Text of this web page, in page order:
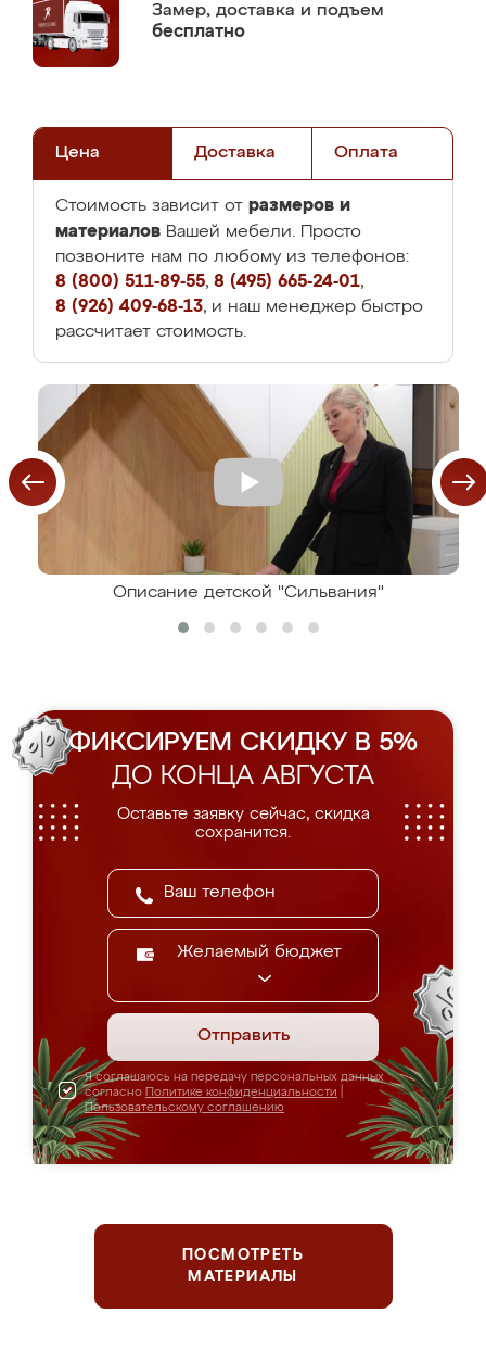
Замер, доставка и подъем
бесплатно
Цена Доставка Оплата
Стоимость зависит от размеров и
материалов Вашей мебели. Просто
позвоните нам по любому из телефонов:
8 (800) 511-89-55, 8 (495) 665-24-01,
8 (926) 409-68-13, и наш менеджер быстро
рассчитает стоимость.
Описание детской "Сильвания"
ФИКСИРУЕМ СКИДКУ В 5%
ДО КОНЦА АВГУСТА
Оставьте заявку сейчас, скидка
сохранится.
Желаемый бюджет
Отправить
Я соглашаюсь на передачу персональных данных
согласно Политике конфиденциальности
Пользовательскому соглашению
ПОСМОТРЕТЬ
МАТЕРИАЛЫ